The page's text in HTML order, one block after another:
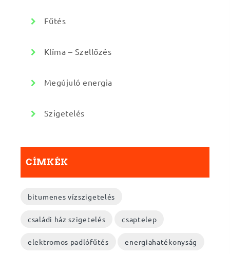
Fűtés
Klíma – Szellőzés
Megújuló energia
Szigetelés
CÍMKÉK
bitumenes vízszigetelés
családi ház szigetelés csaptelep
elektromos padlófűtés energiahatékonyság